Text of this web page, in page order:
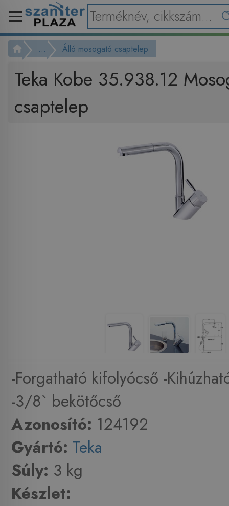
... Álló mosogató csaptelep
Teka Kobe 35.938.12
csaptelep
-Forgatható kifolyócső -
-3/8` bekötőcső
Azonosító: 124192
Gyártó: Teka
Súly: 3 kg
Készlet: